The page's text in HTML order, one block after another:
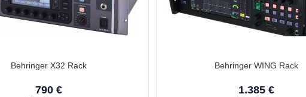
Behringer X32 Rack
790 €
Behringer WING Rack
1.385 €